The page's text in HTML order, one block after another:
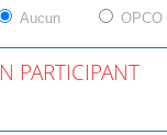
Aucun OPCO
PARTICIPANT